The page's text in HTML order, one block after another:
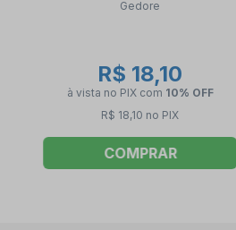
Gedore
R$ 18,10
à vista no PIX com 10% OFF
R$ 18,10 no PIX
COMPRAR